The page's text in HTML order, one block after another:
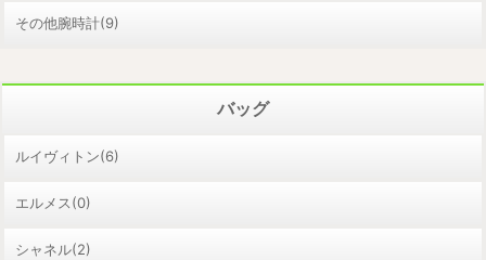
その他腕時計(9)
バッグ
ルイヴィトン(6)
エルメス(0)
シャネル(2)